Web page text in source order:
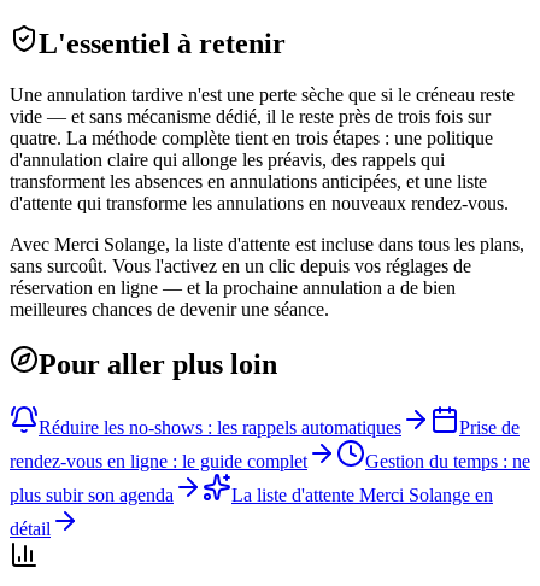
L'essentiel à retenir
Une annulation tardive n'est une perte sèche que si le créneau reste
vide — et sans mécanisme dédié, il le reste près de trois fois sur
quatre. La méthode complète tient en trois étapes : une politique
d'annulation claire qui allonge les préavis, des rappels qui
transforment les absences en annulations anticipées, et une liste
d'attente qui transforme les annulations en nouveaux rendez-vous.
Avec Merci Solange, la liste d'attente est incluse dans tous les plans,
sans surcoût. Vous l'activez en un clic depuis vos réglages de
réservation en ligne — et la prochaine annulation a de bien
meilleures chances de devenir une séance.
Pour aller plus loin
Réduire les no-shows : les rappels automatiques
Prise de
rendez-vous en ligne : le guide complet
Gestion du temps : ne
plus subir son agenda
La liste d'attente Merci Solange en
détail